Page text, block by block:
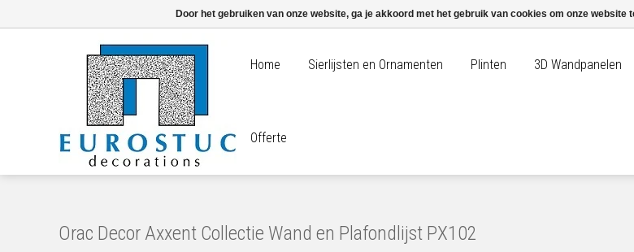
Home Sierlijsten en Ornamenten Plinten 3D Wandpanelen
Offerte
Orac Decor Axxent Collectie Wand en Plafondlijst PX102
Door het gebruiken van onze website, ga je akkoord met het gebruik van cookies om onze website